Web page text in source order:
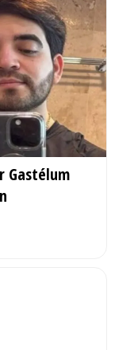
Gastélum